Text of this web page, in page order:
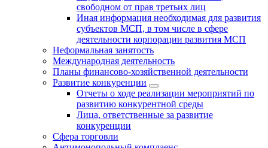
свободном от прав третьих лиц
Иная информация необходимая для развития
субъектов МСП, в том числе в сфере
деятельности корпорации развития МСП
Неформальная занятость
Международная деятельность
Планы финансово-хозяйственной деятельности
Развитие конкуренции
Отчеты о ходе реализации мероприятий по
развитию конкурентной среды
Лица, ответственные за развитие
конкуренции
Сфера торговли